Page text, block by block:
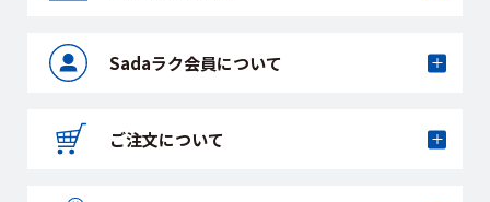
Sadaラク会員について
ご注文について